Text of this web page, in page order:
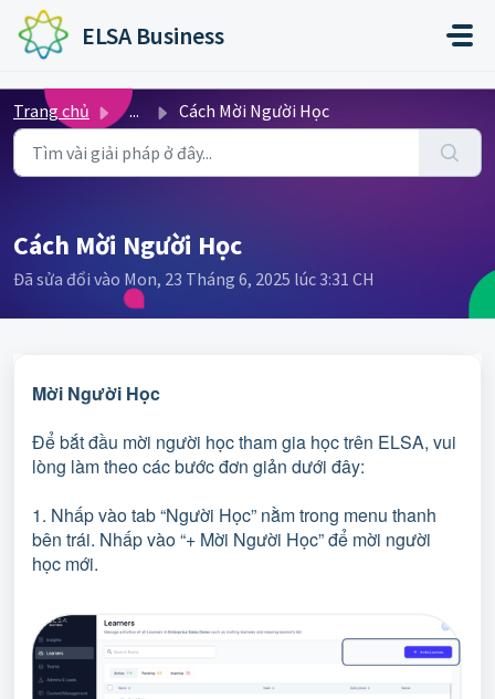
Chuyển đến nội dung chính
ELSA Business
Trang chủ ... Cách Mời Người Học
Cách Mời Người Học
Đã sửa đổi vào Mon, 23 Tháng 6, 2025 lúc 3:31 CH
Mời Người Học
Để bắt đầu mời người học tham gia học trên ELSA, vui
lòng làm theo các bước đơn giản dưới đây:
1. Nhấp vào tab “Người Học” nằm trong menu thanh
bên trái. Nhấp vào “+ Mời Người Học” để mời người
học mới.